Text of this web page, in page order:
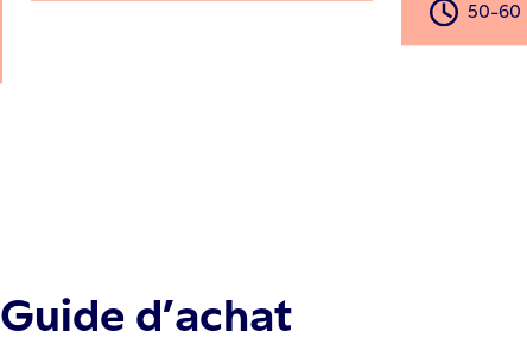
50-60
Guide d’achat